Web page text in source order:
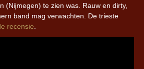
(Nijmegen) te zien was. Rauw en dirty,
band mag verwachten. De trieste
recensie.